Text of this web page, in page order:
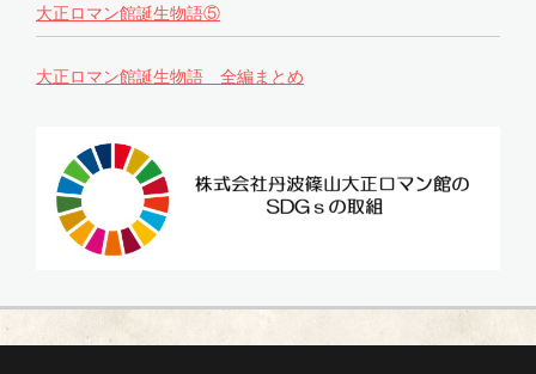
大正ロマン館誕生物語⑤
大正ロマン館誕生物語 全編まとめ